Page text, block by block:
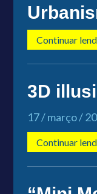
Continuar
3D
17 / março /
Continuar